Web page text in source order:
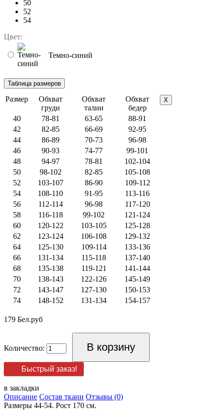
50
52
54
Цвет:
Темно-синий
Размер
Обхват
груди
Обхват
талии
Обхват
бедер
X
40 78-81 63-65
88-91
42
82-85 66-69
92-95
44
86-89 70-73
96-98
46
90-93 74-77
99-101
48
94-97 78-81
102-104
50
98-102 82-85
105-108
52
103-107 86-90
109-112
54
108-110 91-95
113-116
56
112-114 96-98
117-120
58
116-118 99-102
121-124
60
120-122 103-105
125-128
62
123-124 106-108
129-132
64
125-130 109-114
133-136
66
131-134 115-118
137-140
68
135-138 119-121
141-144
70
138-143 122-126
145-149
72
143-147 127-130
150-153
74
148-152 131-134 154-157
179 Бел.руб
Количество:
Быстрый заказ!
в закладки
Описание Состав ткани Отзывы (0)
Размеры 44-54. Рост 170 см.